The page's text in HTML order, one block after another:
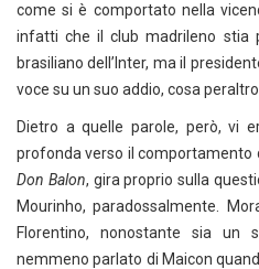
come si è comportato nella
infatti che il club madrileno stia
brasiliano dell’Inter, ma il
voce su un suo addio, cosa
Dietro a quelle parole, però, vi
profonda verso il comportamento
Don Balon, gira proprio sulla
Mourinho, paradossalmente.
Florentino, nonostante sia un
nemmeno parlato di Maicon